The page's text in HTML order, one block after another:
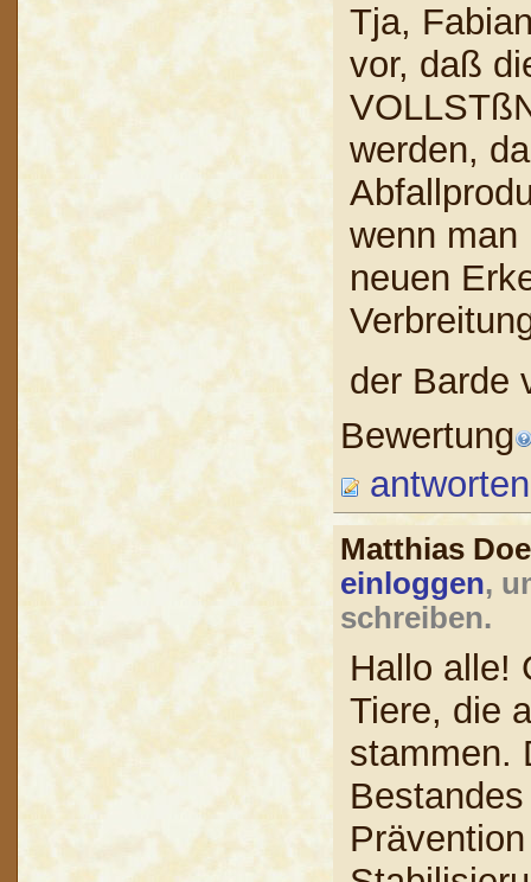
Tja,
vor, daß
werden,
wenn man
neuen
der Barde
Bewertung
antworten
Matthias
einloggen,
schreiben.
Hallo alle!
Tiere, die
stammen.